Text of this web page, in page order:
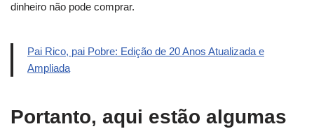
dinheiro não pode comprar.
Pai Rico, pai Pobre: Edição de 20 Anos Atualizada e
Ampliada
Portanto, aqui estão algumas